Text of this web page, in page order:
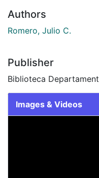
Authors
Romero, Julio C.
Publisher
Biblioteca
Images & Videos